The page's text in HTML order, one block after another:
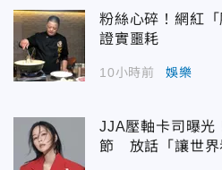
粉絲心碎！網紅
證實噩耗
10小時前 娛樂
JJA壓軸卡司曝光
節 放話「讓世界